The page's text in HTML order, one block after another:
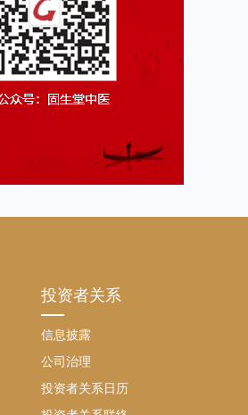
投资者关系
信息披露
公司治理
投资者关系日历